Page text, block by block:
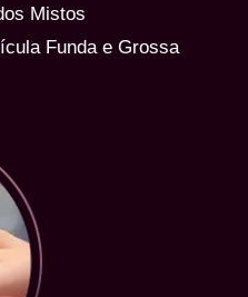
Mistos
Funda e Grossa